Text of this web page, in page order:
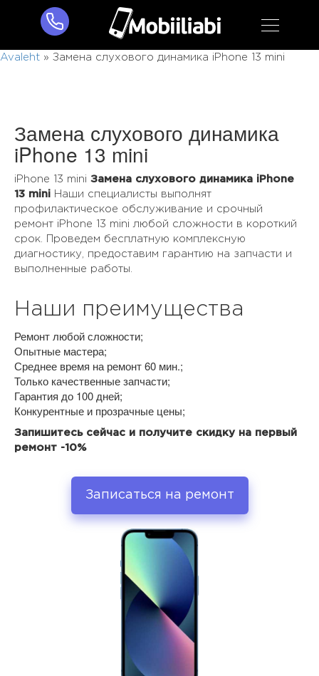
Avaleht » Замена слухового динамика iPhone 13 mini
Замена слухового динамика
iPhone 13 mini
iPhone 13 mini Замена слухового динамика iPhone
13 mini Наши специалисты выполнят
профилактическое обслуживание и срочный
ремонт iPhone 13 mini любой сложности в короткий
срок. Проведем бесплатную комплексную
диагностику, предоставим гарантию на запчасти и
выполненные работы.
Наши преимущества
Ремонт любой сложности;
Опытные мастера;
Среднее время на ремонт 60 мин.;
Только качественные запчасти;
Гарантия до 100 дней;
Конкурентные и прозрачные цены;
Запишитесь сейчас и получите скидку на первый
ремонт -10%
Записаться на ремонт